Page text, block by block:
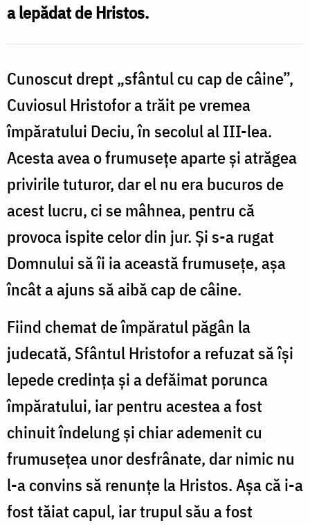
a lepădat de Hristos.
Cunoscut drept „sfântul cu cap de câine”,
Cuviosul Hristofor a trăit pe vremea
împăratului Deciu, în secolul al III-lea.
Acesta avea o frumusețe aparte și atrăgea
privirile tuturor, dar el nu era bucuros de
acest lucru, ci se mâhnea, pentru că
provoca ispite celor din jur. Și s-a rugat
Domnului să îi ia această frumusețe, așa
încât a ajuns să aibă cap de câine.
Fiind chemat de împăratul păgân la
judecată, Sfântul Hristofor a refuzat să își
lepede credința și a defăimat porunca
împăratului, iar pentru acestea a fost
chinuit îndelung și chiar ademenit cu
frumusețea unor desfrânate, dar nimic nu
l-a convins să renunțe la Hristos. Așa că i-a
fost tăiat capul, iar trupul său a fost